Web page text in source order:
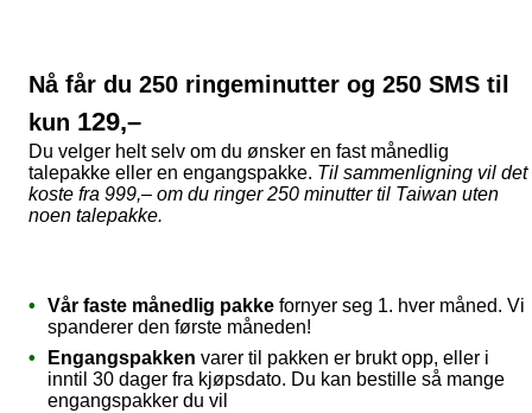
Nå får du 250 ringeminutter og 250 SMS til
kun 129,–
Du velger helt selv om du ønsker en fast månedlig
talepakke eller en engangspakke. Til sammenligning vil det
koste fra 999,– om du ringer 250 minutter til Taiwan uten
noen talepakke.
Vår faste månedlig pakke fornyer seg 1. hver måned. Vi
spanderer den første måneden!
Engangspakken varer til pakken er brukt opp, eller i
inntil 30 dager fra kjøpsdato. Du kan bestille så mange
engangspakker du vil